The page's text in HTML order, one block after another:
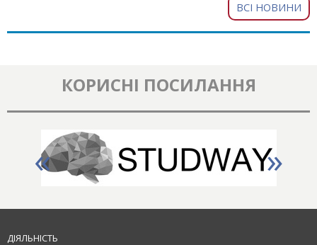
ВСІ НОВИНИ
КОРИСНІ ПОСИЛАННЯ
« »
ДІЯЛЬНІСТЬ